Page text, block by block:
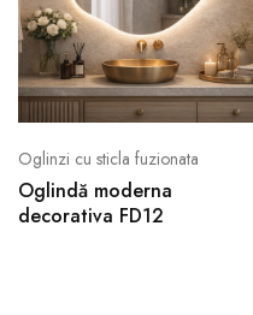
Oglinzi cu sticla fuzionata
Oglindă moderna
decorativa FD12